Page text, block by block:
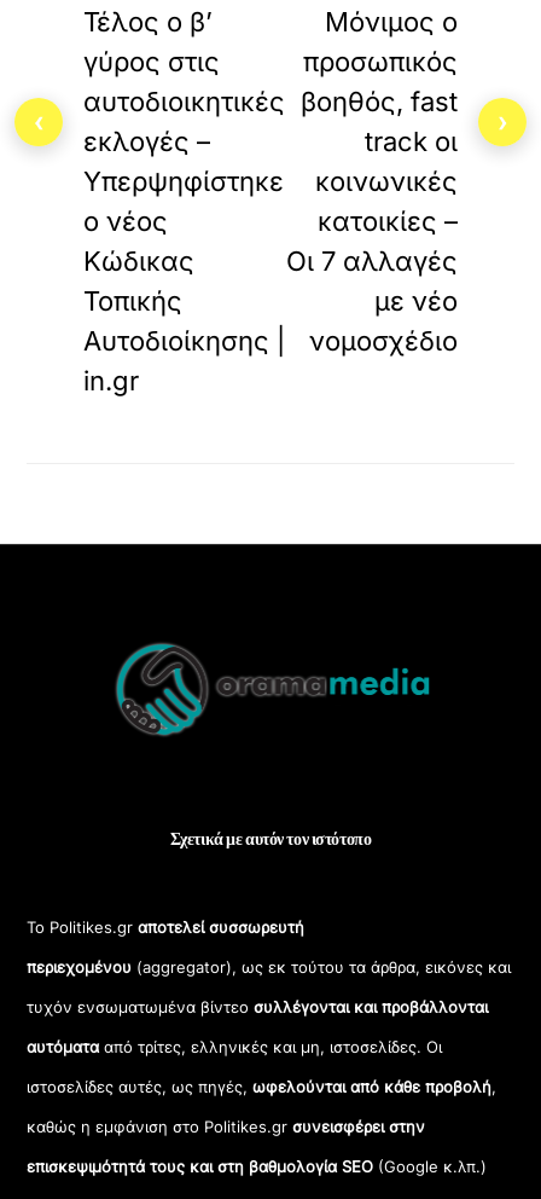
Τέλος ο β’
γύρος στις
αυτοδιοικητικές
εκλογές –
Υπερψηφίστηκε
ο νέος
Κώδικας
Τοπικής
Αυτοδιοίκησης |
in.gr
Μόνιμος ο
προσωπικός
βοηθός, fast
track οι
κοινωνικές
κατοικίες –
Οι 7 αλλαγές
με νέο
νομοσχέδιο
Top
Σχετικά με αυτόν τον ιστότοπο
Το Politikes.grαποτελεί συσσωρευτή
περιεχομένου (aggregator), ως εκ τούτου τα άρθρα, εικόνες και
τυχόν ενσωματωμένα βίντεοσυλλέγονται και προβάλλονται
αυτόματααπό τρίτες, ελληνικές και μη, ιστοσελίδες. Οι
ιστοσελίδες αυτές, ως πηγές,ωφελούνται από κάθε προβολή,
καθώς η εμφάνιση στο Politikes.gr συνεισφέρει στην
επισκεψιμότητά τους και στη βαθμολογία SEO (Google κ.λπ.)
‹ ›